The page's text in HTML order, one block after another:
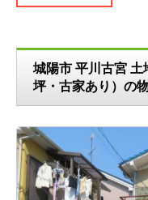
城陽市 平川古宮
坪・古家あり）の